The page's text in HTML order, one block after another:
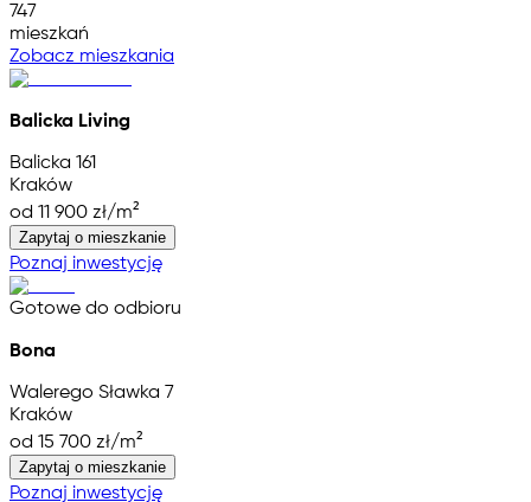
747
mieszkań
Zobacz mieszkania
Balicka Living
Balicka 161
Kraków
od 11 900 zł/m²
Zapytaj o mieszkanie
Poznaj inwestycję
Gotowe do odbioru
Bona
Walerego Sławka 7
Kraków
od 15 700 zł/m²
Zapytaj o mieszkanie
Poznaj inwestycję